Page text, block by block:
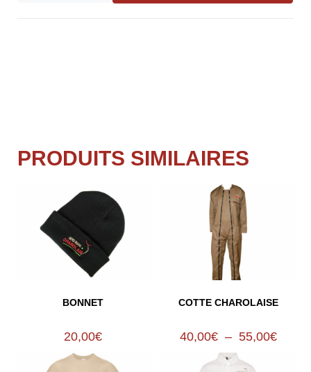
PRODUITS SIMILAIRES
BONNET
20,00€
COTTE CHAROLAISE
40,00€ – 55,00€